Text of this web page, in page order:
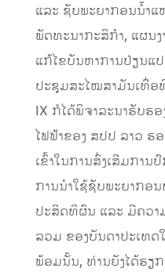
ແລະ ຊັບພະຍາກອນນ້ຳແ
ພັດທະນາກະສິກຳ, ແຜນ
ແກ້ໄຂບັນຫາການປ່ຽນແ
ປະຊຸມສະໄໝສາມັນເທື່ອ
IX ກໍໄດ້ພິຈາລະນາຮັບຮອ
ໄຟຟ້າຂອງ ສປປ ລາວ ຮ
ເຂົ້າໃນການສົ່ງເສີມກາ
ການນຳໃຊ້ຊັບພະຍາກອ
ປະສິດທິຜົນ ແລະ ມີຄວາ
ລວມ ຂອງບັນດາປະເທດ
ພ້ອມນັ້ນ, ທ່ານຍັງໄດ້ຮຽ